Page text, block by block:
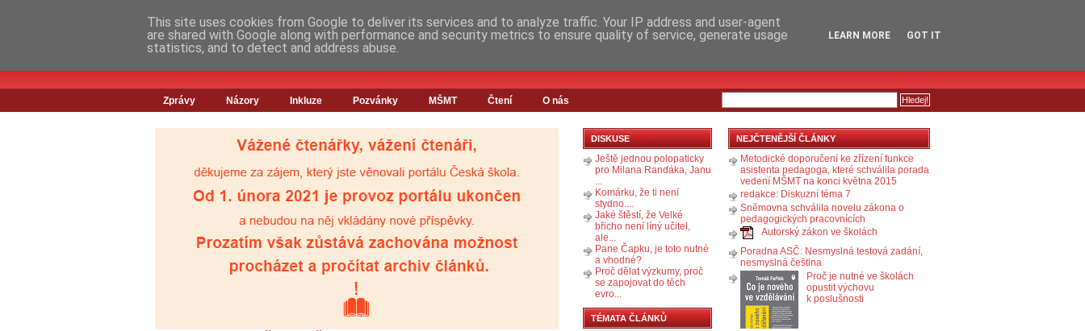
Zprávy Názory Inkluze Pozvánky MŠMT Čtení O nás
DISKUSE
Ještě jednou polopaticky
pro Milana Randáka, Janu
...
Komárku, že ti není
stydno....
Jaké štěstí, že Velké
břicho není líný učitel,
ale...
Pane Čapku, je toto nutné
a vhodné?
Proč dělat výzkumy, proč
se zapojovat do těch
evro...
TÉMATA ČLÁNKŮ
NEJČTENĚJŠÍ ČLÁNKY
Metodické doporučení ke zřízení funkce
asistenta pedagoga, které schválila porada
vedení MŠMT na konci května 2015
redakce: Diskuzní téma 7
Sněmovna schválila novelu zákona o
pedagogických pracovnících
Autorský zákon ve školách
Poradna ASČ: Nesmyslná testová zadání,
nesmyslná čeština
Proč je nutné ve školách
opustit výchovu
k poslušnosti
This site uses cookies from Google to deliver its services and to analyze traffic. Your IP address and user-agent
are shared with Google along with performance and security metrics to ensure quality of service, generate usage
statistics, and to detect and address abuse.
LEARN MORE GOT IT